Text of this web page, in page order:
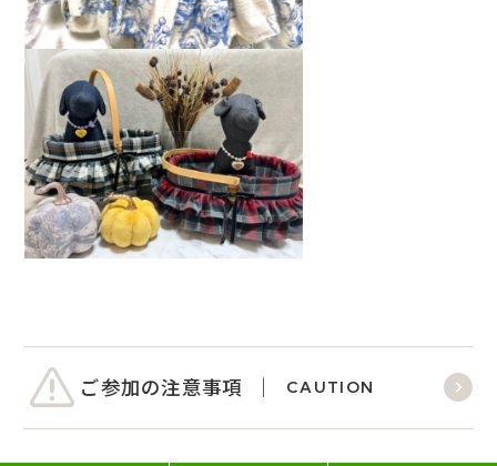
ご参加の注意事項 CAUTION